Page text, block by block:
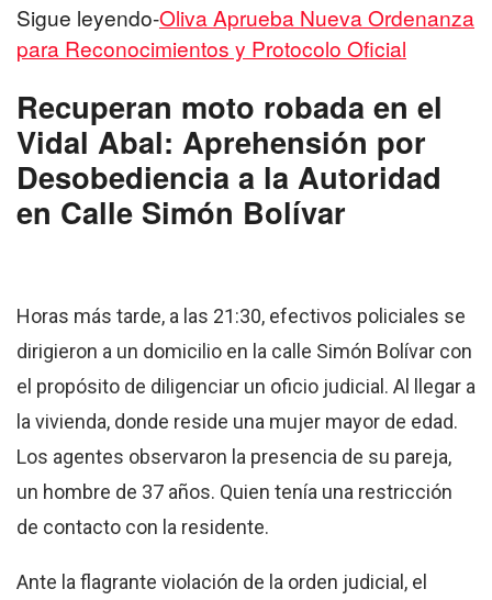
Sigue leyendo-Oliva Aprueba Nueva Ordenanza
para Reconocimientos y Protocolo Oficial
Recuperan moto robada en el
Vidal Abal: Aprehensión por
Desobediencia a la Autoridad
en Calle Simón Bolívar
Horas más tarde, a las 21:30, efectivos policiales se
dirigieron a un domicilio en la calle Simón Bolívar con
el propósito de diligenciar un oficio judicial. Al llegar a
la vivienda, donde reside una mujer mayor de edad.
Los agentes observaron la presencia de su pareja,
un hombre de 37 años. Quien tenía una restricción
de contacto con la residente.
Ante la flagrante violación de la orden judicial, el